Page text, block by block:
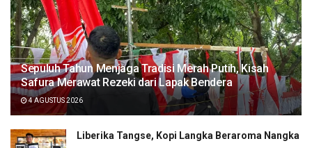
Sepuluh Tahun Menjaga Tradisi Merah Putih, Kisah
Safura Merawat Rezeki dari Lapak Bendera
4 AGUSTUS 2026
Liberika Tangse, Kopi Langka Beraroma Nangka